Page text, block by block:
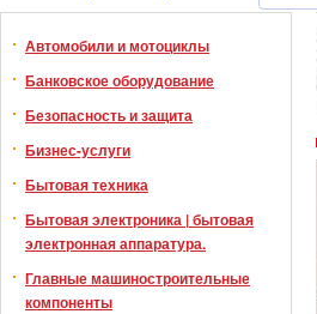
Автомобили и мотоциклы
Банковское оборудование
Безопасность и защита
Бизнес-услуги
Бытовая техника
Бытовая электроника | бытовая
электронная аппаратура.
Главные машиностроительные
компоненты